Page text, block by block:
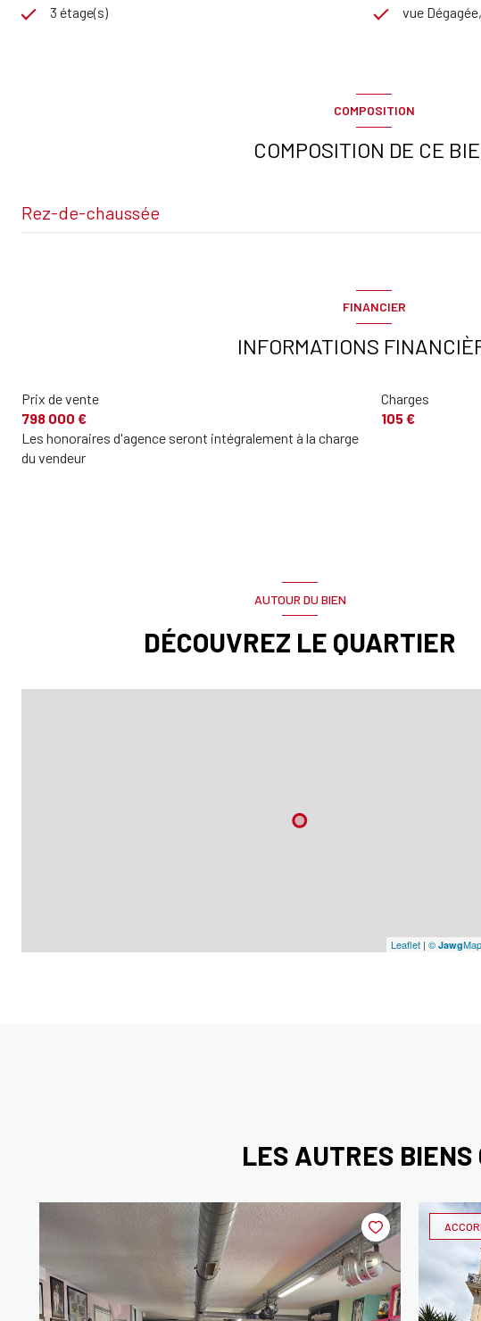
3 étage(s) vue
COMPOSITION
COMPOSITION DE CE
Rez-de-chaussée
Toilettes
mezzanine
FINANCIER
INFORMATIONS
Prix de vente
798 000 €
Les honoraires d'agence seront intégralement à la charge
du vendeur
Charges
105 €
AUTOUR DU BIEN
DÉCOUVREZ LE QUARTIER
Leaflet | © Jawg
LES AUTRES BIENS